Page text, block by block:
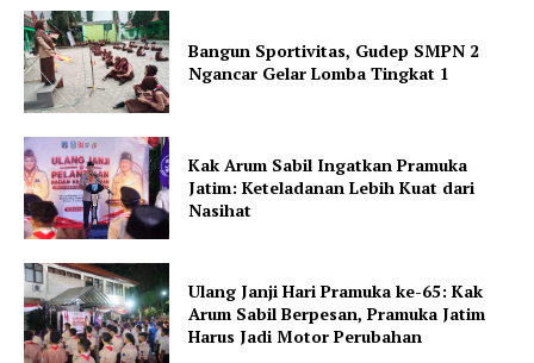
Bangun Sportivitas, Gudep SMPN 2
Ngancar Gelar Lomba Tingkat 1
Kak Arum Sabil Ingatkan Pramuka
Jatim: Keteladanan Lebih Kuat dari
Nasihat
Ulang Janji Hari Pramuka ke-65: Kak
Arum Sabil Berpesan, Pramuka Jatim
Harus Jadi Motor Perubahan